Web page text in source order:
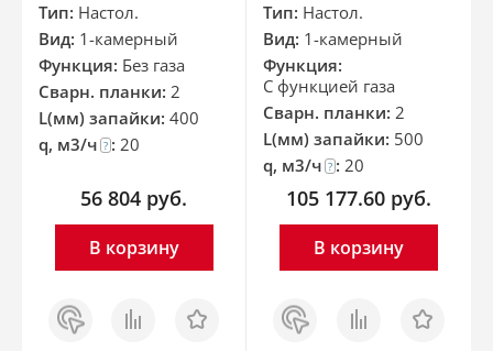
Тип: Настол.
Вид: 1-камерный
Функция: Без газа
Сварн. планки: 2
L(мм) запайки: 400
q, м3/ч ? : 20
56 804 руб.
В корзину
Заказ
в 1
клик
Сравнить Отложить
Тип: Настол.
Вид: 1-камерный
Функция:
С функцией газа
Сварн. планки: 2
L(мм) запайки: 500
q, м3/ч ? : 20
105 177.60 руб.
В корзину
Заказ
в 1
клик
Сравнить Отложить